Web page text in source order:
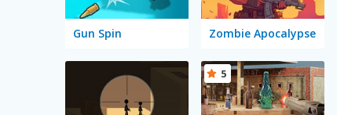
Gun Spin Zombie Apocalypse
5